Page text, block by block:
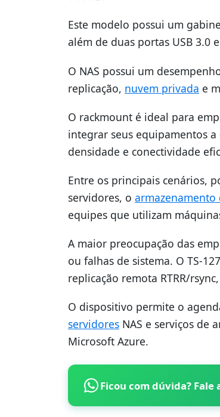
Este modelo possui um
além de duas portas USB 3.0
O NAS possui um
replicação, nuvem privada e
O rackmount é ideal para
integrar seus equipamentos
densidade e conectividade
Entre os principais cenários,
servidores, o armazenamento
equipes que utilizam
A maior preocupação das
ou falhas de sistema. O TS-
replicação remota RTRR/rsync,
O dispositivo permite o
servidores NAS e serviços de
Microsoft Azure.
Ficou com dúvida?